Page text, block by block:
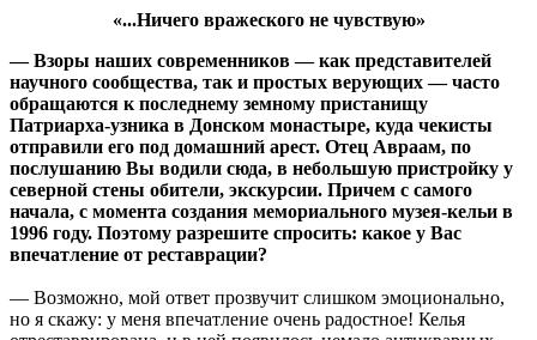
«...Ничего вражеского не чувствую»
— Взоры наших современников — как представителей
научного сообщества, так и простых верующих — часто
обращаются к последнему земному пристанищу
Патриарха-узника в Донском монастыре, куда чекисты
отправили его под домашний арест. Отец Авраам, по
послушанию Вы водили сюда, в небольшую пристройку у
северной стены обители, экскурсии. Причем с самого
начала, с момента создания мемориального музея-кельи в
1996 году. Поэтому разрешите спросить: какое у Вас
впечатление от реставрации?
— Возможно, мой ответ прозвучит слишком эмоционально,
но я скажу: у меня впечатление очень радостное! Келья